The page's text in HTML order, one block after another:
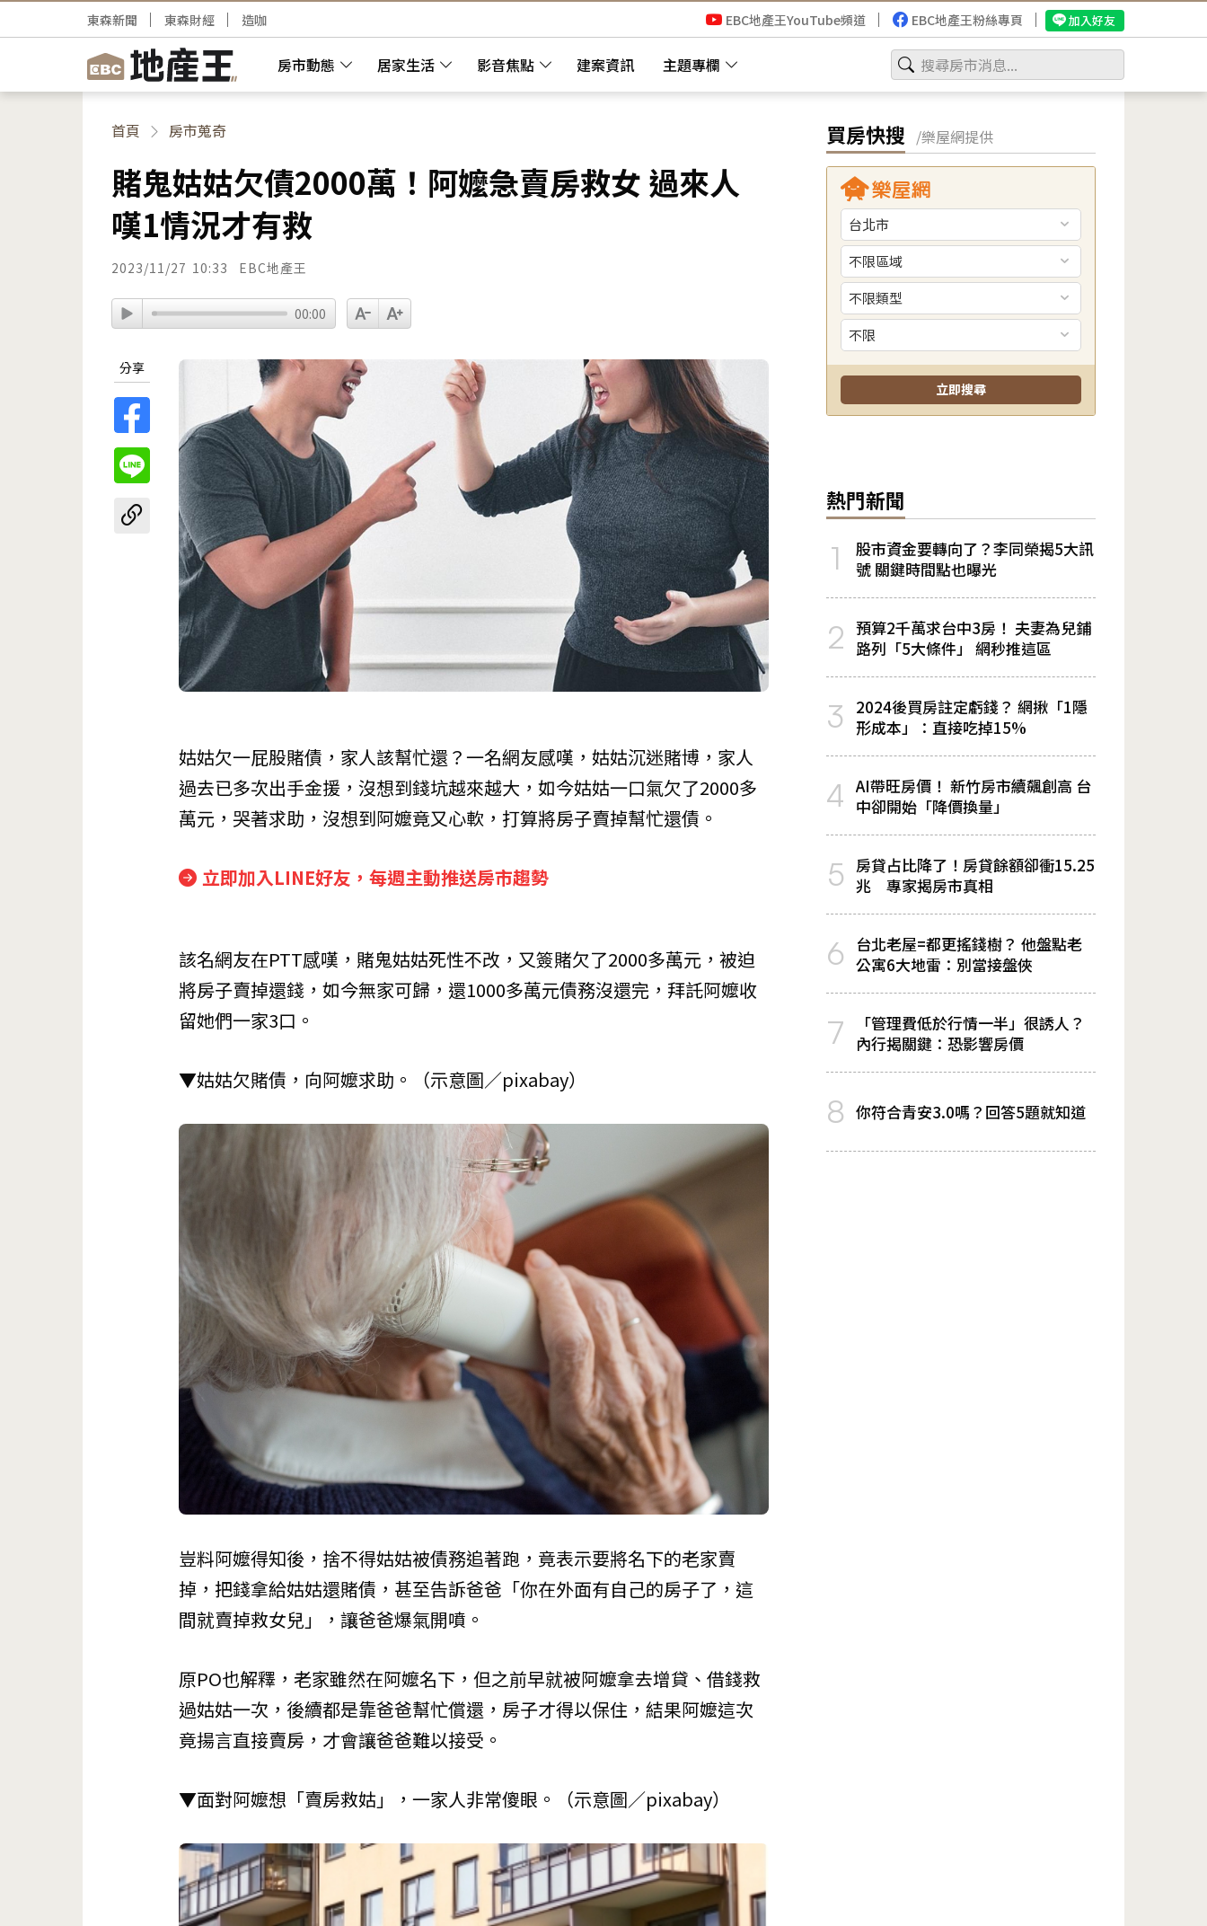
房市動態 居家生活 影音焦點 建案資訊 主題專欄
東森新聞 東森財經 造咖 EBC地產王YouTube頻道 EBC地產王粉絲專頁 加入好友
首頁 房市蒐奇
賭鬼姑姑欠債2000萬！阿嬤急賣房救女 過來人
嘆1情況才有救
2023/11/27 10:33 EBC地產王
00:00
分享
姑姑欠一屁股賭債，家人該幫忙還？一名網友感嘆，姑姑沉迷賭博，家人
過去已多次出手金援，沒想到錢坑越來越大，如今姑姑一口氣欠了2000多
萬元，哭著求助，沒想到阿嬤竟又心軟，打算將房子賣掉幫忙還債。
立即加入LINE好友，每週主動推送房市趨勢
該名網友在PTT感嘆，賭鬼姑姑死性不改，又簽賭欠了2000多萬元，被迫
將房子賣掉還錢，如今無家可歸，還1000多萬元債務沒還完，拜託阿嬤收
留她們一家3口。
▼姑姑欠賭債，向阿嬤求助。（示意圖／pixabay）
豈料阿嬤得知後，捨不得姑姑被債務追著跑，竟表示要將名下的老家賣
掉，把錢拿給姑姑還賭債，甚至告訴爸爸「你在外面有自己的房子了，這
間就賣掉救女兒」，讓爸爸爆氣開噴。
原PO也解釋，老家雖然在阿嬤名下，但之前早就被阿嬤拿去增貸、借錢救
過姑姑一次，後續都是靠爸爸幫忙償還，房子才得以保住，結果阿嬤這次
竟揚言直接賣房，才會讓爸爸難以接受。
▼面對阿嬤想「賣房救姑」，一家人非常傻眼。（示意圖／pixabay）
買房快搜 /樂屋網提供
熱門新聞
1
股市資金要轉向了？李同榮揭5大訊
號 關鍵時間點也曝光
2 預算2千萬求台中3房！ 夫妻為兒鋪
路列「5大條件」 網秒推這區
3
2024後買房註定虧錢？ 網揪「1隱
形成本」：直接吃掉15%
4 AI帶旺房價！ 新竹房市續飆創高 台
中卻開始「降價換量」
5 房貸占比降了！房貸餘額卻衝15.25
兆 專家揭房市真相
6
台北老屋=都更搖錢樹？ 他盤點老
公寓6大地雷：別當接盤俠
7
「管理費低於行情一半」很誘人？
內行揭關鍵：恐影響房價
8 你符合青安3.0嗎？回答5題就知道